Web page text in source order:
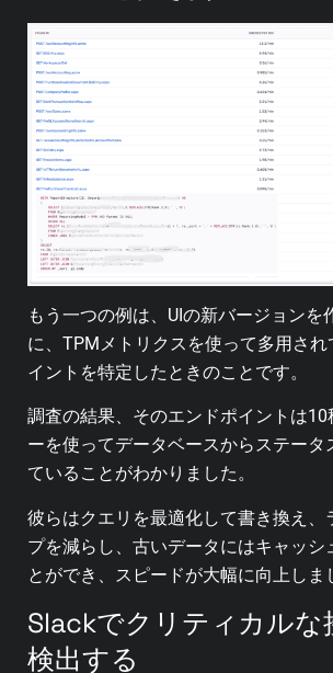
もう一つの例は、UIの新バージョンを
に、TPMメトリクスを使って多用さ
イントを特定したときのことです。
調査の結果、そのエンドポイントは10
ーを使ってデータベースからステータ
ていることがわかりました。
彼らはクエリを最適化して書き換え、
プを減らし、古いデータにはキャッシ
とができ、スピードが大幅に向上しま
Slackでクリティカルな
検出する